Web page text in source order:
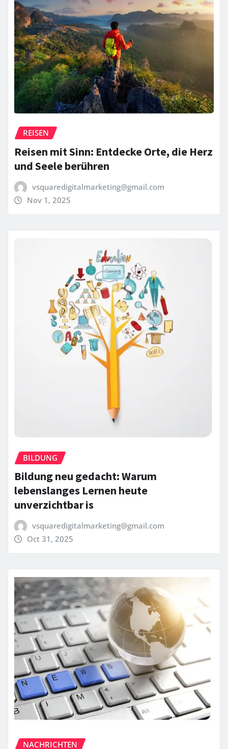
REISEN
Reisen mit Sinn: Entdecke Orte, die Herz
und Seele berühren
vsquaredigitalmarketing@gmail.com
Nov 1, 2025
BILDUNG
Bildung neu gedacht: Warum
lebenslanges Lernen heute
unverzichtbar is
vsquaredigitalmarketing@gmail.com
Oct 31, 2025
NACHRICHTEN